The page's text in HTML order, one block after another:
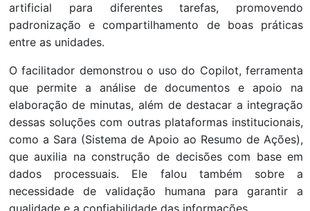
artificial para diferentes tarefas, promovendo
padronização e compartilhamento de boas práticas
entre as unidades.
O facilitador demonstrou o uso do Copilot, ferramenta
que permite a análise de documentos e apoio na
elaboração de minutas, além de destacar a integração
dessas soluções com outras plataformas institucionais,
como a Sara (Sistema de Apoio ao Resumo de Ações),
que auxilia na construção de decisões com base em
dados processuais. Ele falou também sobre a
necessidade de validação humana para garantir a